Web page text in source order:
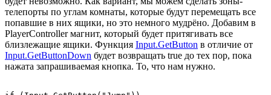
телепорты по углам комнаты, которые будут перемещать все
попавшие в них ящики, но это немного мудрёно. Добавим в
PlayerController магнит, который будет притягивать все
близлежащие ящики. Функция Input.GetButton в отличие от
Input.GetButtonDown будет возвращать true до тех пор, пока
нажата запрашиваемая кнопка. То, что нам нужно.